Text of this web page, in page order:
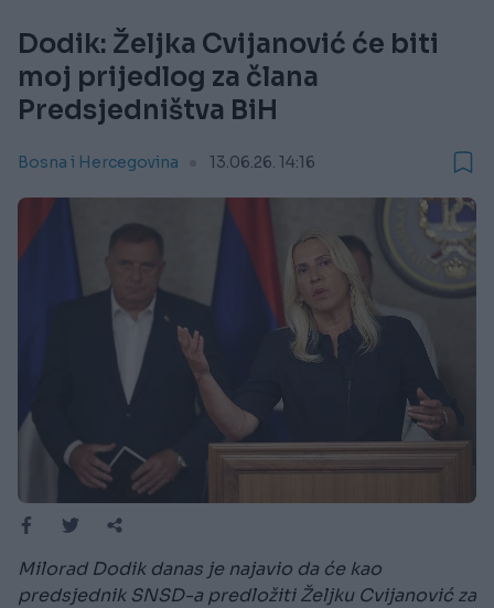
Dodik: Željka Cvijanović će biti
moj prijedlog za člana
Predsjedništva BiH
Bosna i Hercegovina 13.06.26. 14:16
Milorad Dodik danas je najavio da će kao
predsjednik SNSD-a predložiti Željku Cvijanović za